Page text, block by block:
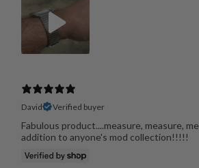
David Verified buyer
Fabulous product....measure, measure,
addition to anyone's mod collection!!!!!